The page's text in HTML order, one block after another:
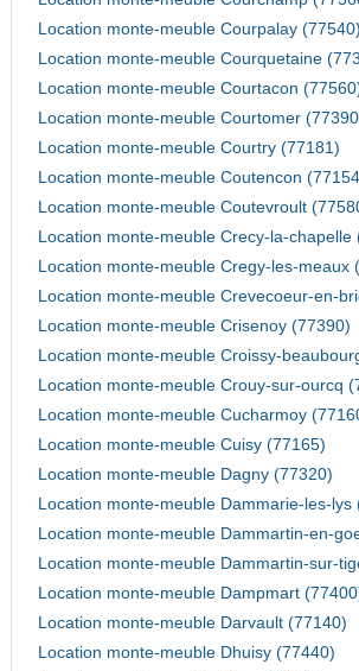
Location monte-meuble Courpalay (77540)
Location monte-meuble Courquetaine
Location monte-meuble Courtacon
Location monte-meuble Courtomer
Location monte-meuble Courtry (77181)
Location monte-meuble Coutencon
Location monte-meuble Coutevroult
Location monte-meuble Crecy-la-chapelle
Location monte-meuble Cregy-les-meaux
Location monte-meuble Crevecoeur-en-
Location monte-meuble Crisenoy (77390)
Location monte-meuble Croissy-
Location monte-meuble Crouy-sur-ourcq
Location monte-meuble Cucharmoy
Location monte-meuble Cuisy (77165)
Location monte-meuble Dagny (77320)
Location monte-meuble Dammarie-les-lys
Location monte-meuble Dammartin-en-
Location monte-meuble Dammartin-sur-
Location monte-meuble Dampmart
Location monte-meuble Darvault (77140)
Location monte-meuble Dhuisy (77440)